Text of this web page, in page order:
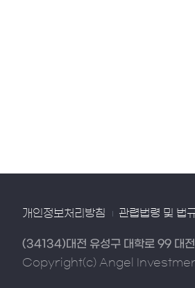
개인정보처리방침 관렵법령 및 법
(34134)대전 유성구 대학로 99 대
Copyright(c) Angel